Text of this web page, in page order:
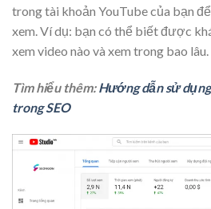
trong tài khoản YouTube của bạn
xem. Ví dụ: bạn có thể biết được
xem video nào và xem trong bao lâu.
Tìm hiểu thêm:Hướng dẫn sử
trong SEO